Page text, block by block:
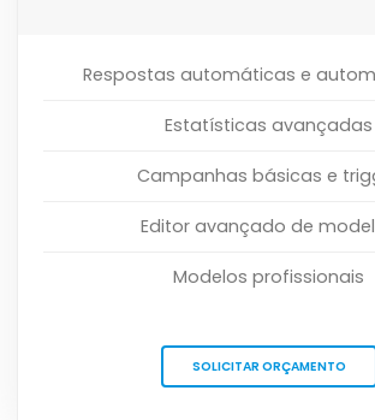
Respostas automáticas e
Estatísticas avançadas
Campanhas básicas e
Editor avançado de
Modelos profissionais
SOLICITAR ORÇAMENTO